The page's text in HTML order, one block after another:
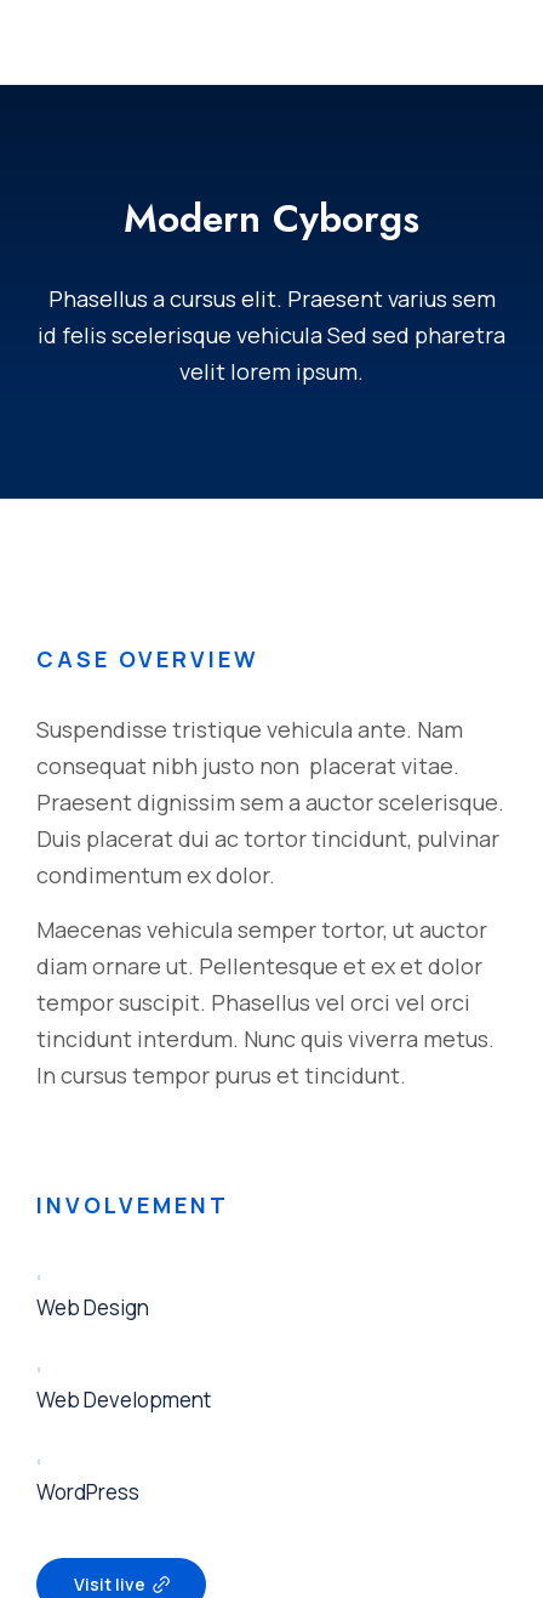
Modern Cyborgs
Phasellus a cursus elit. Praesent varius sem
id felis scelerisque vehicula Sed sed pharetra
velit lorem ipsum.
CASE OVERVIEW
Suspendisse tristique vehicula ante. Nam
consequat nibh justo non placerat vitae.
Praesent dignissim sem a auctor scelerisque.
Duis placerat dui ac tortor tincidunt, pulvinar
condimentum ex dolor.
Maecenas vehicula semper tortor, ut auctor
diam ornare ut. Pellentesque et ex et dolor
tempor suscipit. Phasellus vel orci vel orci
tincidunt interdum. Nunc quis viverra metus.
In cursus tempor purus et tincidunt.
INVOLVEMENT
Web Design
Web Development
WordPress
Visit live